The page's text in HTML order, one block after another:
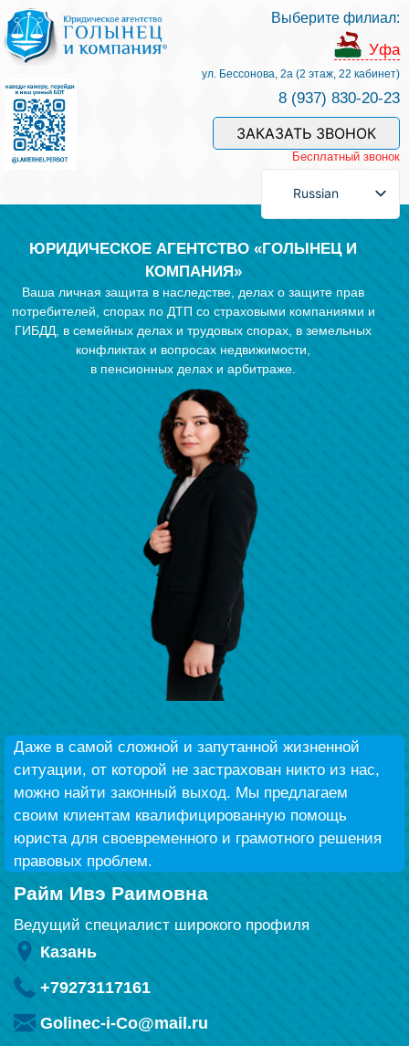
Услуги и наши специалисты
Оплата услуг
Задать вопрос
Отзывы
Полезные статьи
Выберите филиал:
Уфа
ул. Бессонова, 2а (2 этаж, 22 кабинет)
8 (937) 830-20-23
ЗАКАЗАТЬ ЗВОНОК
Бесплатный звонок
Russian
ЮРИДИЧЕСКОЕ АГЕНТСТВО «ГОЛЫНЕЦ И
КОМПАНИЯ»
Ваша личная защита в наследстве, делах о защите прав
потребителей, спорах по ДТП со страховыми компаниями и
ГИБДД, в семейных делах и трудовых спорах, в земельных
конфликтах и вопросах недвижимости,
в пенсионных делах и арбитраже.
Даже в самой сложной и запутанной жизненной
ситуации, от которой не застрахован никто из нас,
можно найти законный выход. Мы предлагаем
своим клиентам квалифицированную помощь
юриста для своевременного и грамотного решения
правовых проблем.
Райм Ивэ Раимовна
Ведущий специалист широкого профиля
Казань
+79273117161
Golinec-i-Co@mail.ru